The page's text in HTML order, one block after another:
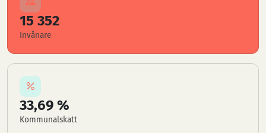
15 352
Invånare
33,69 %
Kommunalskatt